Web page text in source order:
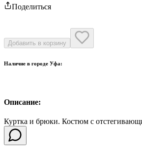
Поделиться
Добавить в корзину
Наличие в городе Уфа:
Описание:
Куртка и брюки. Костюм с